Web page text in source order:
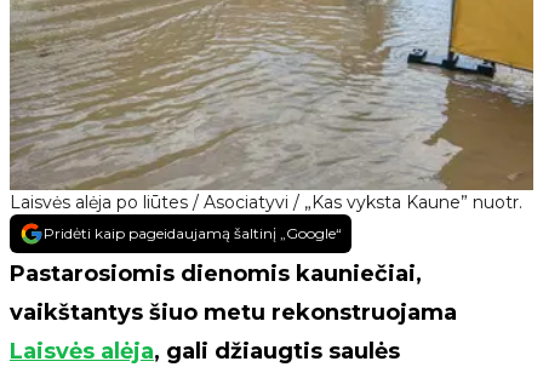
Laisvės alėja po liūtes / Asociatyvi / „Kas vyksta Kaune” nuotr.
Pridėti kaip pageidaujamą šaltinį „Google“
Pastarosiomis dienomis kauniečiai,
vaikštantys šiuo metu rekonstruojama
Laisvės alėja, gali džiaugtis saulės